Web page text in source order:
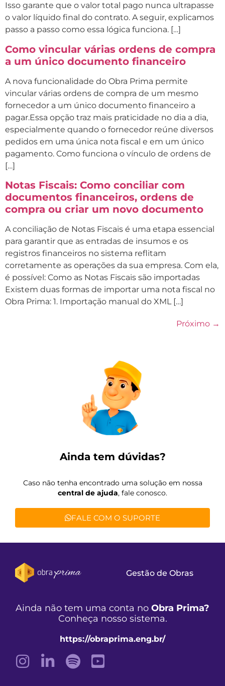
Isso garante que o valor total pago nunca ultrapasse
o valor líquido final do contrato. A seguir, explicamos
passo a passo como essa lógica funciona. […]
Como vincular várias ordens de compra
a um único documento financeiro
A nova funcionalidade do Obra Prima permite
vincular várias ordens de compra de um mesmo
fornecedor a um único documento financeiro a
pagar.Essa opção traz mais praticidade no dia a dia,
especialmente quando o fornecedor reúne diversos
pedidos em uma única nota fiscal e em um único
pagamento. Como funciona o vínculo de ordens de
[…]
Notas Fiscais: Como conciliar com
documentos financeiros, ordens de
compra ou criar um novo documento
A conciliação de Notas Fiscais é uma etapa essencial
para garantir que as entradas de insumos e os
registros financeiros no sistema reflitam
corretamente as operações da sua empresa. Com ela,
é possível: Como as Notas Fiscais são importadas
Existem duas formas de importar uma nota fiscal no
Obra Prima: 1. Importação manual do XML […]
Próximo →
Ainda tem dúvidas?
Caso não tenha encontrado uma solução em nossa
central de ajuda, fale conosco.
FALE COM O SUPORTE
Gestão de Obras
Ainda não tem uma conta no Obra Prima?
Conheça nosso sistema.
https://obraprima.eng.br/